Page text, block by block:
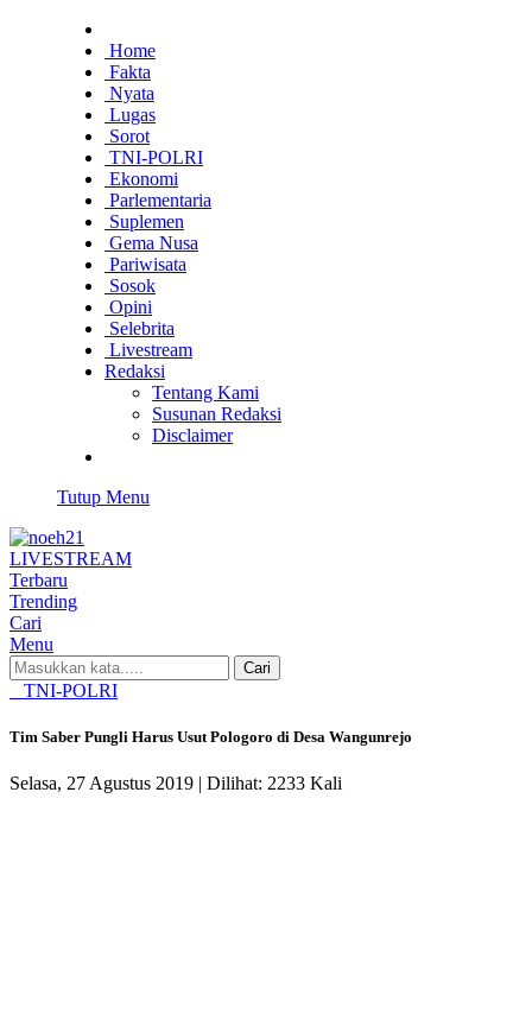
Home
Fakta
Nyata
Lugas
Sorot
TNI-POLRI
Ekonomi
Parlementaria
Suplemen
Gema Nusa
Pariwisata
Sosok
Opini
Selebrita
Livestream
Redaksi
Tentang Kami
Susunan Redaksi
Disclaimer
Tutup Menu
LIVESTREAM
Terbaru
Trending
Cari
Menu
Cari
TNI-POLRI
Tim Saber Pungli Harus Usut Pologoro di Desa Wangunrejo
Selasa, 27 Agustus 2019 | Dilihat: 2233 Kali